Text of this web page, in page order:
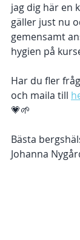
jag dig här en
gäller just nu
gemensamt
hygien på
Har du fler
och maila till
💗🌱
Bästa
Johanna